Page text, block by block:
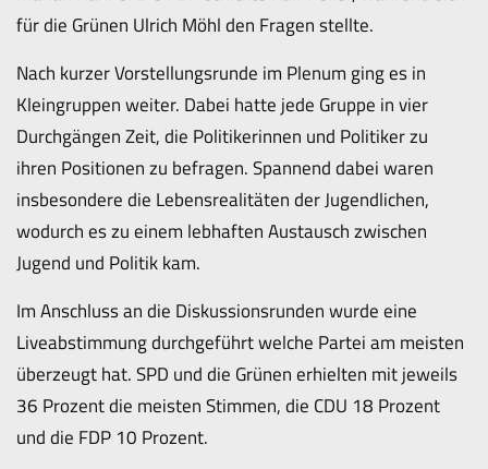
für die Grünen Ulrich Möhl den Fragen stellte.
Nach kurzer Vorstellungsrunde im Plenum ging es in
Kleingruppen weiter. Dabei hatte jede Gruppe in vier
Durchgängen Zeit, die Politikerinnen und Politiker zu
ihren Positionen zu befragen. Spannend dabei waren
insbesondere die Lebensrealitäten der Jugendlichen,
wodurch es zu einem lebhaften Austausch zwischen
Jugend und Politik kam.
Im Anschluss an die Diskussionsrunden wurde eine
Liveabstimmung durchgeführt welche Partei am meisten
überzeugt hat. SPD und die Grünen erhielten mit jeweils
36 Prozent die meisten Stimmen, die CDU 18 Prozent
und die FDP 10 Prozent.